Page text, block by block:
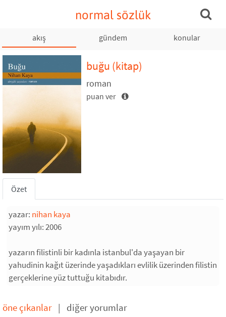
normal sözlük
akış gündem konular
buğu (kitap)
roman
puan ver
Özet
yazar: nihan kaya
yayım yılı: 2006
yazarın filistinli bir kadınla istanbul'da yaşayan bir
yahudinin kağıt üzerinde yaşadıkları evlilik üzerinden filistin
gerçeklerine yüz tuttuğu kitabıdır.
öne çıkanlar | diğer yorumlar